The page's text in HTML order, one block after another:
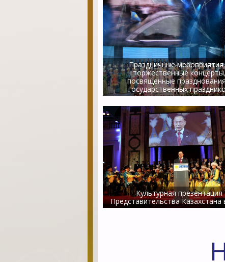
Праздничные мероприятия
торжественные
посвященные
государственных
Культурная презентация
Представительства